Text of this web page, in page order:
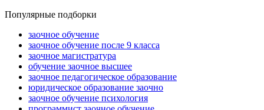
Популярные подборки
заочное обучение
заочное обучение после 9 класса
заочное магистратура
обучение заочное высшее
заочное педагогическое образование
юридическое образование заочно
заочное обучение психология